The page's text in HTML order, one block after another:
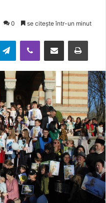
0 se citește într-un minut
Telegram